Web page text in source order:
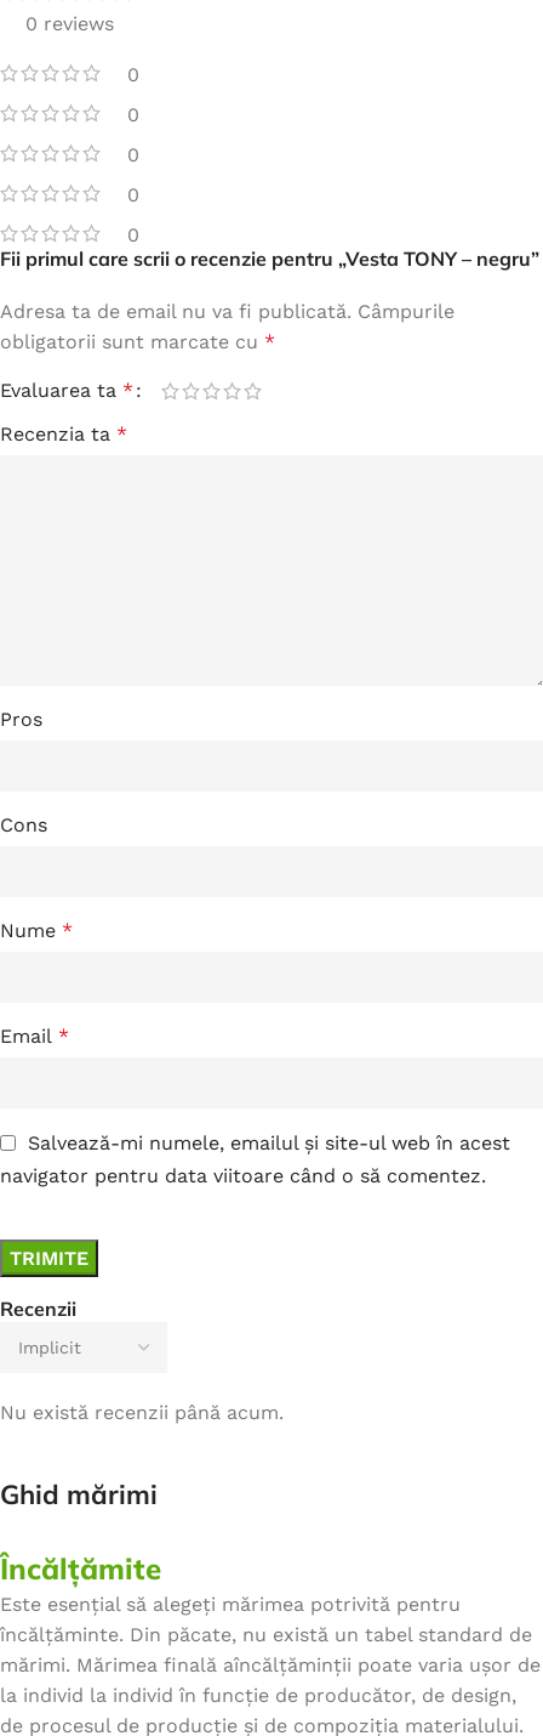
0 reviews
0
0
0
0
0
Recenzii
Nu există recenzii până acum.
Fii primul care scrii o recenzie pentru „Vesta TONY – negru”
Adresa ta de email nu va fi publicată. Câmpurile
obligatorii sunt marcate cu *
Evaluarea ta *
Recenzia ta *
Pros
Cons
Nume *
Email *
Salvează-mi numele, emailul și site-ul web în acest
navigator pentru data viitoare când o să comentez.
Ghid mărimi
Încălțămite
Este esențial să alegeți mărimea potrivită pentru
încălțăminte. Din păcate, nu există un tabel standard de
mărimi. Mărimea finală aîncălțăminții poate varia ușor de
la individ la individ în funcție de producător, de design,
de procesul de producție și de compoziția materialului.